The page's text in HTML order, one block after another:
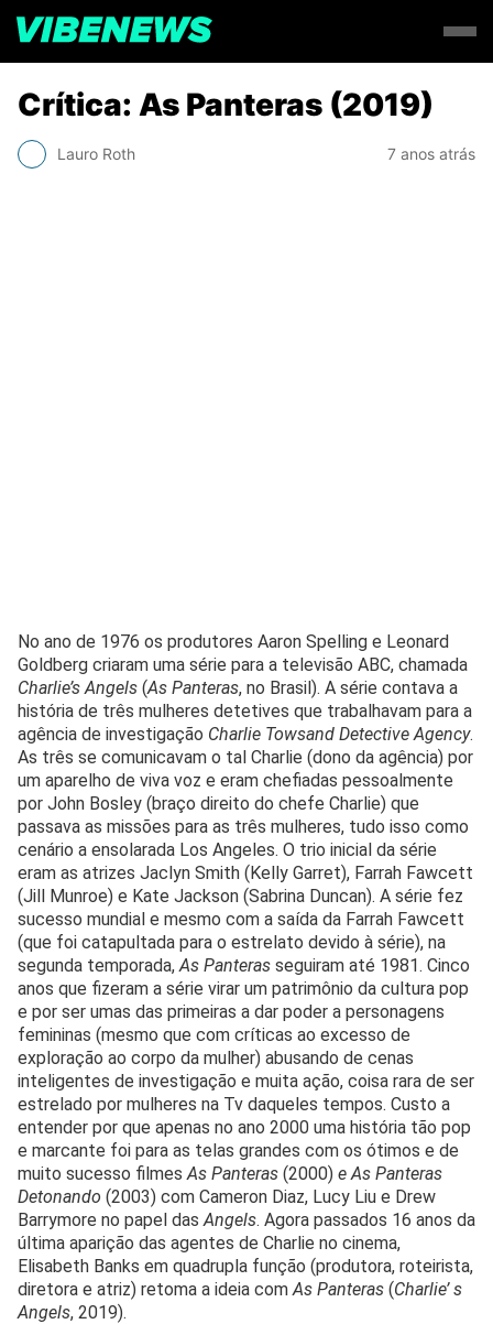
Crítica: As Panteras (2019)
Lauro Roth 7 anos atrás
No ano de 1976 os produtores Aaron Spelling e Leonard
Goldberg criaram uma série para a televisão ABC, chamada
Charlie’s Angels (As Panteras, no Brasil). A série contava a
história de três mulheres detetives que trabalhavam para a
agência de investigação Charlie Towsand Detective Agency.
As três se comunicavam o tal Charlie (dono da agência) por
um aparelho de viva voz e eram chefiadas pessoalmente
por John Bosley (braço direito do chefe Charlie) que
passava as missões para as três mulheres, tudo isso como
cenário a ensolarada Los Angeles. O trio inicial da série
eram as atrizes Jaclyn Smith (Kelly Garret), Farrah Fawcett
(Jill Munroe) e Kate Jackson (Sabrina Duncan). A série fez
sucesso mundial e mesmo com a saída da Farrah Fawcett
(que foi catapultada para o estrelato devido à série), na
segunda temporada, As Panteras seguiram até 1981. Cinco
anos que fizeram a série virar um patrimônio da cultura pop
e por ser umas das primeiras a dar poder a personagens
femininas (mesmo que com críticas ao excesso de
exploração ao corpo da mulher) abusando de cenas
inteligentes de investigação e muita ação, coisa rara de ser
estrelado por mulheres na Tv daqueles tempos. Custo a
entender por que apenas no ano 2000 uma história tão pop
e marcante foi para as telas grandes com os ótimos e de
muito sucesso filmes As Panteras (2000) e As Panteras
Detonando (2003) com Cameron Diaz, Lucy Liu e Drew
Barrymore no papel das Angels. Agora passados 16 anos da
última aparição das agentes de Charlie no cinema,
Elisabeth Banks em quadrupla função (produtora, roteirista,
diretora e atriz) retoma a ideia com As Panteras (Charlie’ s
Angels, 2019).